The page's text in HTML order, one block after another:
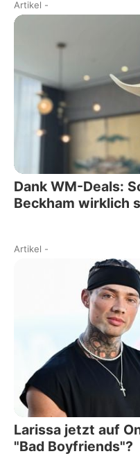
Artikel -
Dank WM-Deals:
Beckham wirklich
Artikel -
Larissa jetzt auf
"Bad Boyfriends"?